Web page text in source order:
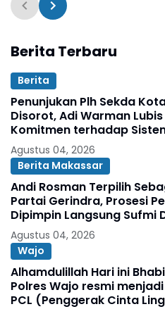
Berita Terbaru
Berita
Penunjukan Plh Sekda
Disorot, Adi Warman
Komitmen terhadap
Agustus 04, 2026
Berita Makassar
Andi Rosman Terpilih
Partai Gerindra, Prosesi
Dipimpin Langsung Sufmi
Agustus 04, 2026
Wajo
Alhamdulillah Hari ini
Polres Wajo resmi
PCL (Penggerak Cinta